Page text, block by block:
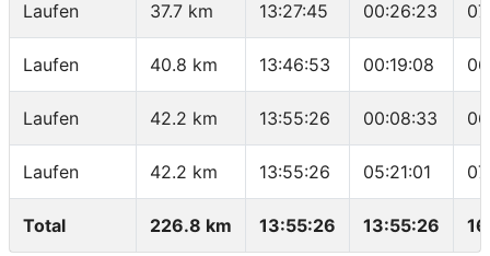
Laufen 37.7 km 13:27:45 00:26:23
Laufen 40.8 km 13:46:53 00:19:08
Laufen 42.2 km 13:55:26 00:08:33
Laufen 42.2 km 13:55:26 05:21:01
Total 226.8 km 13:55:26 13:55:26